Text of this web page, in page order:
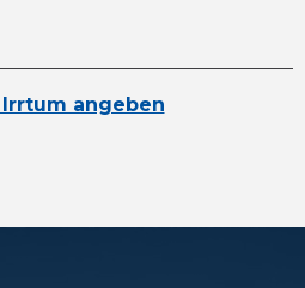
Irrtum angeben